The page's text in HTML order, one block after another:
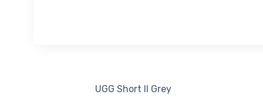
UGG Short II Grey